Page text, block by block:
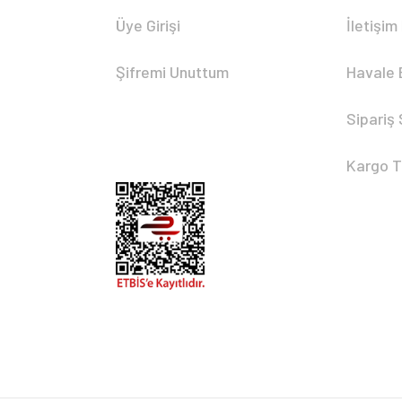
Üye Girişi
Şifremi Unuttum
İletişim
Havale
Sipariş
Kargo